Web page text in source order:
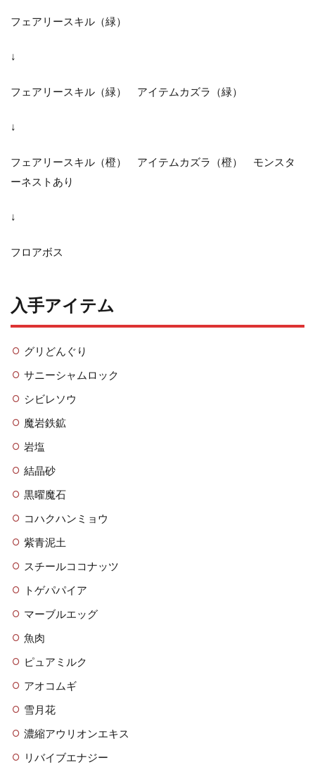
フェアリースキル（緑）
↓
フェアリースキル（緑） アイテムカズラ（緑）
↓
フェアリースキル（橙） アイテムカズラ（橙） モンスタ
ーネストあり
↓
フロアボス
入手アイテム
グリどんぐり
サニーシャムロック
シビレソウ
魔岩鉄鉱
岩塩
結晶砂
黒曜魔石
コハクハンミョウ
紫青泥土
スチールココナッツ
トゲパパイア
マーブルエッグ
魚肉
ピュアミルク
アオコムギ
雪月花
濃縮アウリオンエキス
リバイブエナジー